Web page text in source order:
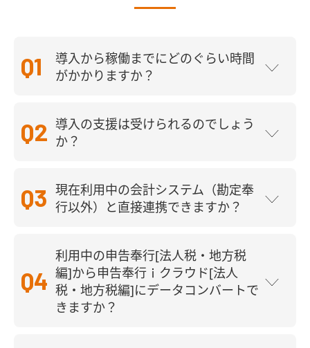
Q1
導入から稼働までにどのぐらい時間
がかかりますか？
Q2
導入の支援は受けられるのでしょう
か？
Q3
現在利用中の会計システム（勘定奉
行以外）と直接連携できますか？
Q4
利用中の申告奉行[法人税・地方税
編]から申告奉行ｉクラウド[法人
税・地方税編]にデータコンバートで
きますか？